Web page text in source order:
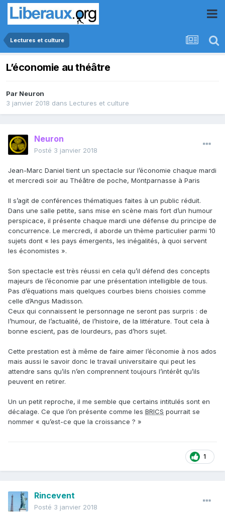
Lectures et culture
L’économie au théâtre
Par Neuron
3 janvier 2018 dans Lectures et culture
Neuron
Posté 3 janvier 2018
Jean-Marc Daniel tient un spectacle sur l’économie chaque mardi
et mercredi soir au Théâtre de poche, Montparnasse à Paris
Il s’agit de conférences thématiques faites à un public réduit.
Dans une salle petite, sans mise en scène mais fort d’un humour
perspicace, il présente chaque mardi une défense du principe de
concurrence. Le mercredi, il aborde un thème particulier parmi 10
sujets dont « les pays émergents, les inégalités, à quoi servent
les économistes ».
Son spectacle est très réussi en cela qu’il défend des concepts
majeurs de l’économie par une présentation intelligible de tous.
Pas d’équations mais quelques courbes biens choisies comme
celle d’Angus Madisson.
Ceux qui connaissent le personnage ne seront pas surpris : de
l’humour, de l’actualité, de l’histoire, de la littérature. Tout cela à
bonne escient, pas de lourdeurs, pas d’hors sujet.
Cette prestation est à même de faire aimer l’économie à nos ados
mais aussi le savoir donc le travail universitaire qui peut les
attendre sans qu’ils n’en comprennent toujours l’intérêt qu’ils
peuvent en retirer.
Un un petit reproche, il me semble que certains intitulés sont en
décalage. Ce que l’on présente comme les BRICS pourrait se
nommer « qu’est-ce que la croissance ? »
1
Rincevent
Posté 3 janvier 2018